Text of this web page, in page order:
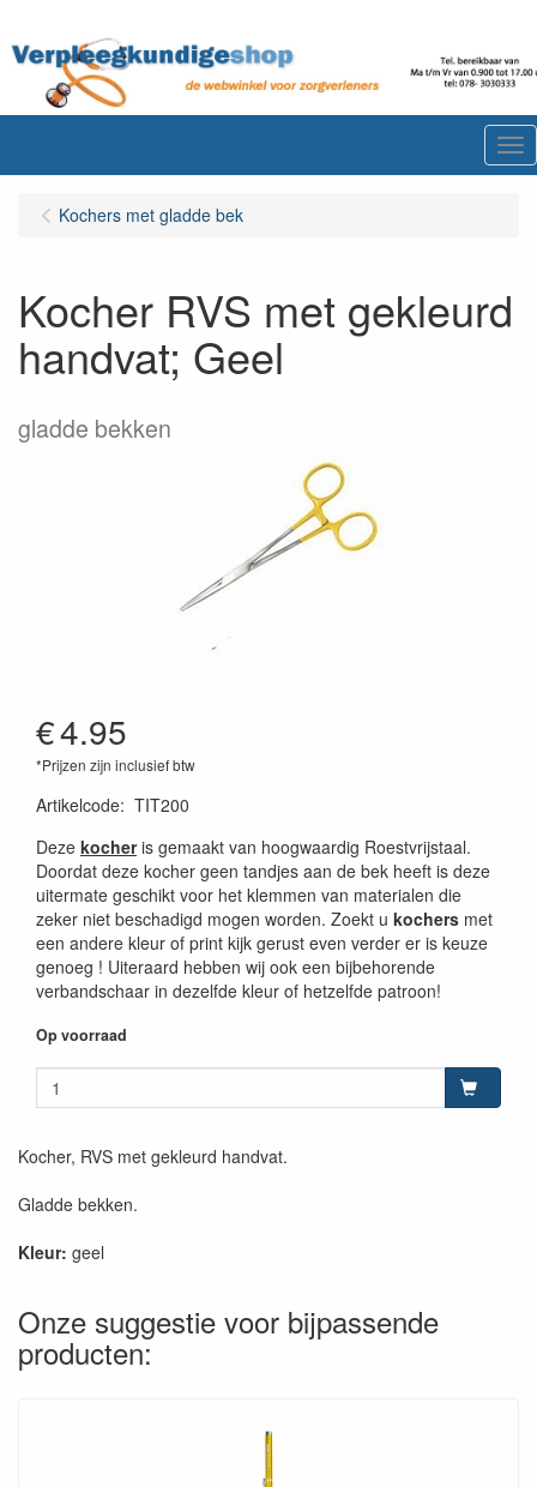
Kochers met gladde bek
Kocher RVS met gekleurd
handvat; Geel
gladde bekken
€4.95
*Prijzen zijn inclusief btw
Artikelcode: TIT200
Deze kocheris gemaakt van hoogwaardig Roestvrijstaal.
Doordat deze kocher geen tandjes aan de bek heeft is deze
uitermate geschikt voor het klemmen van materialen die
zeker niet beschadigd mogen worden. Zoekt u kochers met
een andere kleur of print kijk gerust even verder er is keuze
genoeg ! Uiteraard hebben wij ook een bijbehorende
verbandschaar in dezelfde kleur of hetzelfde patroon!
Op voorraad
Kocher, RVS met gekleurd handvat.
Gladde bekken.
Kleur: geel
Onze suggestie voor bijpassende
producten: